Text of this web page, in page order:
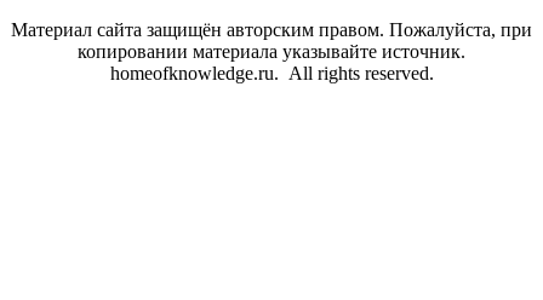
Материал сайта защищён авторским правом. Пожалуйста, при
копировании материала указывайте источник.
homeofknowledge.ru. All rights reserved.